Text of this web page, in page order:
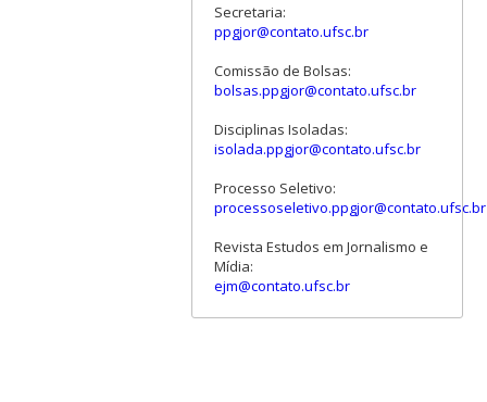
Secretaria:
ppgjor@contato.ufsc.br
Comissão de Bolsas:
bolsas.ppgjor@contato.ufsc.br
Disciplinas Isoladas:
isolada.ppgjor@contato.ufsc.br
Processo Seletivo:
processoseletivo.ppgjor@contato.ufsc.br
Revista Estudos em Jornalismo e
Mídia:
ejm@contato.ufsc.br